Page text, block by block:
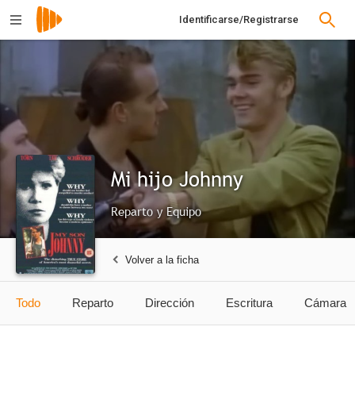
Identificarse/Registrarse
Mi hijo Johnny
Reparto y Equipo
Volver a la ficha
Todo Reparto Dirección Escritura Cámara